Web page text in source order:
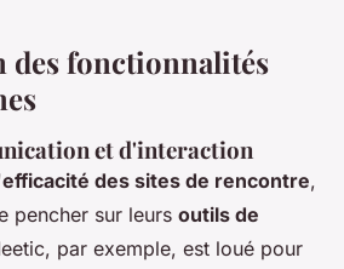
des fonctionnalités
et d'interaction
efficacité des sites de rencontre,
pencher sur leurs outils de
par exemple, est loué pour